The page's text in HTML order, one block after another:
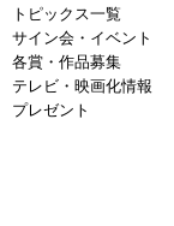
トピックス一覧
サイン会・イベント
各賞・作品募集
テレビ・映画化情報
プレゼント